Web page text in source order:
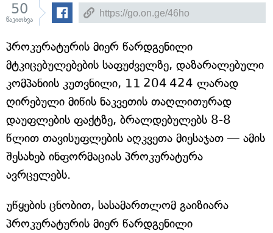
50
წაკითხვა
პროკურატურის მიერ წარდგენილი
მტკიცებულებების საფუძველზე, დაზარალებული
კომპანიის კუთვნილი, 11 204 424 ლარად
ღირებული მიწის ნაკვეთის თაღლითურად
დაუფლების ფაქტზე, ბრალდებულებს 8-8
წლით თავისუფლების აღკვეთა მიესაჯათ — ამის
შესახებ ინფორმაციას პროკურატურა
ავრცელებს.
უწყების ცნობით, სასამართლომ გაიზიარა
პროკურატურის მიერ წარდგენილი